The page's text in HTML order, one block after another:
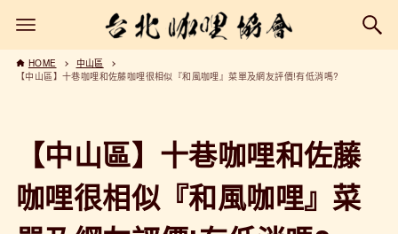
HOME
中山區
【中山區】十巷咖哩和佐藤咖哩很相似『和風咖哩』菜單及網友評價!有低消嗎?
【中山區】十巷咖哩和佐藤
咖哩很相似『和風咖哩』菜